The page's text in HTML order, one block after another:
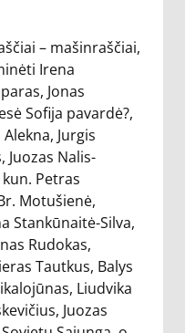
– mašinraščiai,
Irena
Jonas
Sofija pavardė?,
Jurgis
Juozas Nalis-
Petras
Motušienė,
Stankūnaitė-Silva,
Rudokas,
Tautkus, Balys
Liudvika
Juozas